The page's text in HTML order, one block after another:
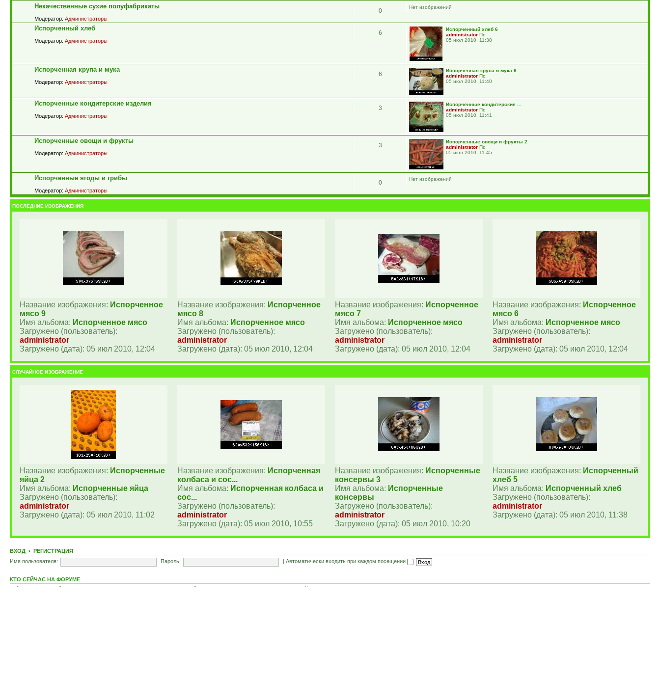
Некачественные сухие полуфабрикаты
Модератор: Администраторы
0
Нет изображений
Испорченный хлеб
Модератор: Администраторы
6
Испорченный хлеб 6
administrator
05 июл 2010, 11:38
Испорченная крупа и мука
Модератор: Администраторы
6
Испорченная крупа и мука 6
administrator
05 июл 2010, 11:40
Испорченные кондитерские изделия
Модератор: Администраторы
3
Испорченные кондитерские ...
administrator
05 июл 2010, 11:41
Испорченные овощи и фрукты
Модератор: Администраторы
3
Испорченные овощи и фрукты 2
administrator
05 июл 2010, 11:45
Испорченные ягоды и грибы
Модератор: Администраторы
0
Нет изображений
ПОСЛЕДНИЕ ИЗОБРАЖЕНИЯ
Название изображения: Испорченное
мясо 9
Имя альбома: Испорченное мясо
Загружено (пользователь):
administrator
Загружено (дата): 05 июл 2010, 12:04
Название изображения: Испорченное
мясо 8
Имя альбома: Испорченное мясо
Загружено (пользователь):
administrator
Загружено (дата): 05 июл 2010, 12:04
Название изображения: Испорченное
мясо 7
Имя альбома: Испорченное мясо
Загружено (пользователь):
administrator
Загружено (дата): 05 июл 2010, 12:04
Название изображения: Испорченное
мясо 6
Имя альбома: Испорченное мясо
Загружено (пользователь):
administrator
Загружено (дата): 05 июл 2010, 12:04
СЛУЧАЙНОЕ ИЗОБРАЖЕНИЕ
Название изображения: Испорченные
яйца 2
Имя альбома: Испорченные яйца
Загружено (пользователь):
administrator
Загружено (дата): 05 июл 2010, 11:02
Название изображения: Испорченная
колбаса и сос...
Имя альбома: Испорченная колбаса и
сос...
Загружено (пользователь):
administrator
Загружено (дата): 05 июл 2010, 10:55
Название изображения: Испорченные
консервы 3
Имя альбома: Испорченные
консервы
Загружено (пользователь):
administrator
Загружено (дата): 05 июл 2010, 10:20
Название изображения: Испорченный
хлеб 5
Имя альбома: Испорченный хлеб
Загружено (пользователь):
administrator
Загружено (дата): 05 июл 2010, 11:38
ВХОД • РЕГИСТРАЦИЯ
Имя пользователя:
Пароль: |Автоматически входить при каждом посещении
КТО СЕЙЧАС НА ФОРУМЕ
Сейчас посетителей на форуме:
, из них зарегистрированных: 0, гостей: 16 (основано на активности пользователей за последние 5 минут)